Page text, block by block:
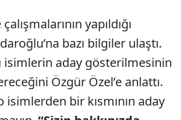
yapıldığı
bazı bilgiler ulaştı.
isimlerin aday gösterilmesinin
Özgür Özel’e anlattı.
isimlerden bir kısmının aday